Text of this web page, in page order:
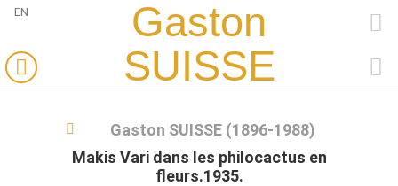
Gaston
SUISSE
EN
Gaston SUISSE (1896-1988)
Makis Vari dans les philocactus en
fleurs.1935.